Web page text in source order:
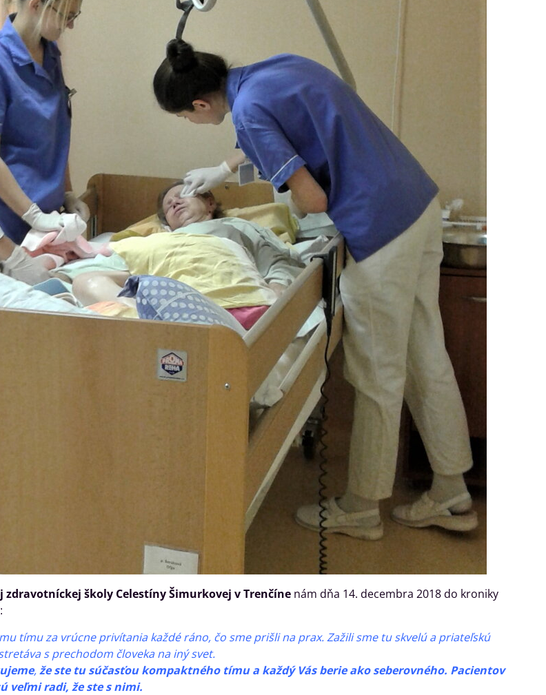
školy Celestíny Šimurkovej v Trenčínenám dňa 14. decembra 2018 do kroniky
tímu za vrúcne privítania každé ráno, čo sme prišli na prax. Zažili sme tu skvelú a priateľskú
s prechodom človeka na iný svet.
,že ste tu súčasťou kompaktného tímu a každý Vás berie ako seberovného. Pacientov
veľmi radi, že ste s nimi.